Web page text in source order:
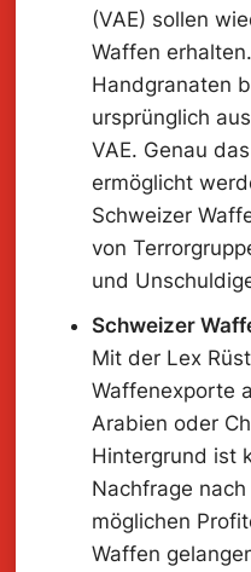
(VAE) sollen
Waffen
Handgranaten
ursprünglich
VAE. Genau
ermöglicht
Schweizer
von
und
Schweizer
Mit der Lex
Waffenexporte
Arabien oder
Hintergrund ist
Nachfrage
möglichen
Waffen